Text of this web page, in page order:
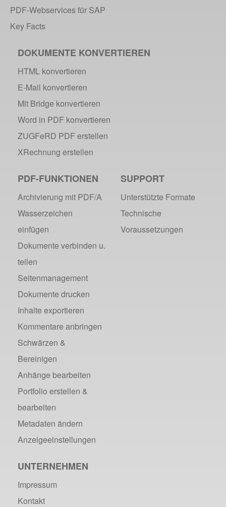
PDF-Webservices für SAP
Key Facts
DOKUMENTE KONVERTIEREN
HTML konvertieren
E-Mail konvertieren
Mit Bridge konvertieren
Word in PDF konvertieren
ZUGFeRD PDF erstellen
XRechnung erstellen
PDF-FUNKTIONEN
Archivierung mit PDF/A
Wasserzeichen
einfügen
Dokumente verbinden u.
teilen
Seitenmanagement
Dokumente drucken
Inhalte exportieren
Kommentare anbringen
Schwärzen &
Bereinigen
Anhänge bearbeiten
Portfolio erstellen &
bearbeiten
Metadaten ändern
Anzeigeeinstellungen
SUPPORT
Unterstützte Formate
Technische
Voraussetzungen
UNTERNEHMEN
Impressum
Kontakt